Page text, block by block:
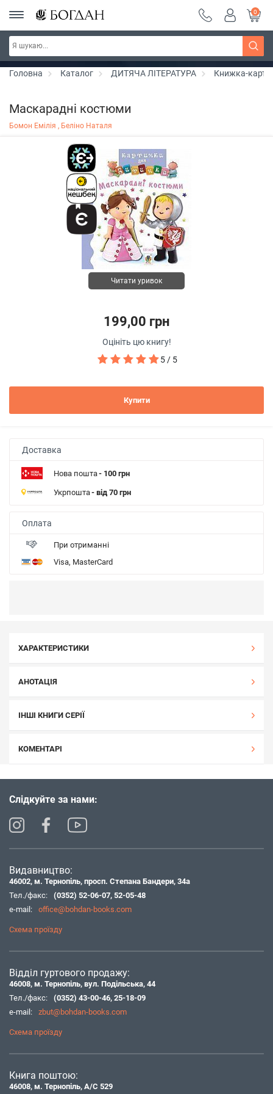
РОЗПРОДАЖ ~ 150 грн ~ 200 грн ~ 250 грн ~
300 грн ~ РОЗПРОДАЖ
Дізнатись більше
0
Головна Каталог ДИТЯЧА ЛІТЕРАТУРА Книжка-
Маскарадні костюми
Бомон Емілія , Беліно Наталя
Читати уривок
199,00 грн
Оцініть цю книгу!
5 / 5
Купити
Доставка
Нова пошта- 100 грн
Укрпошта- від 70 грн
Оплата
При отриманні
Visa, MasterCard
ХАРАКТЕРИСТИКИ
АНОТАЦІЯ
ІНШІ КНИГИ СЕРІЇ
КОМЕНТАРІ
Слідкуйте за нами:
Видавництво:
46002, м. Тернопіль, просп. Степана Бандери, 34а
Тел./факс:
(0352) 52-06-07, 52-05-48
e-mail:
office@bohdan-books.com
Схема проїзду
Відділ гуртового продажу:
46008, м. Тернопіль, вул. Подільська, 44
Тел./факс:
(0352) 43-00-46, 25-18-09
e-mail:
zbut@bohdan-books.com
Схема проїзду
Книга поштою:
46008, м. Тернопіль, А/С 529